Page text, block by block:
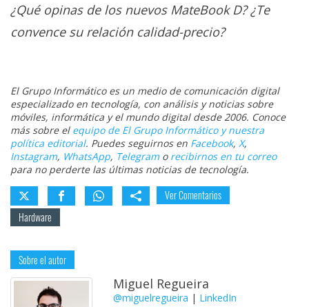
¿Qué opinas de los nuevos MateBook D? ¿Te
convence su relación calidad-precio?
El Grupo Informático es un medio de comunicación digital
especializado en tecnología, con análisis y noticias sobre
móviles, informática y el mundo digital desde 2006. Conoce
más sobre el equipo de El Grupo Informático y nuestra
política editorial. Puedes seguirnos en Facebook, X,
Instagram, WhatsApp, Telegramo recibirnos en tu correo
para no perderte las últimas noticias de tecnología.
Ver Comentarios
Hardware
Sobre el autor
Miguel Regueira
@miguelregueira | LinkedIn